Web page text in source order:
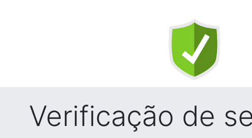
Verificação de